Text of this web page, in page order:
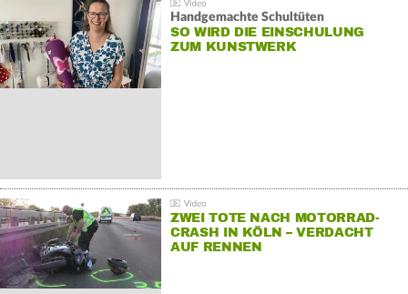
Handgemachte Schultüten
SO WIRD DIE EINSCHULUNG
ZUM KUNSTWERK
ZWEI TOTE NACH MOTORRAD-
CRASH IN KÖLN – VERDACHT
AUF RENNEN